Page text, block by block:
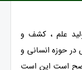
علم ، کشف و
حوزه انسانی و
است این است